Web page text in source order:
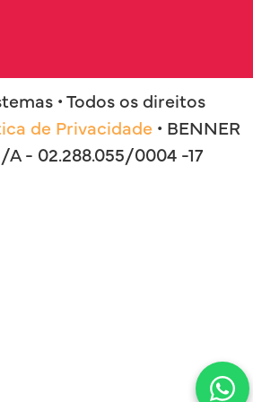
• Todos os direitos
de Privacidade • BENNER
A - 02.288.055/0004 -17